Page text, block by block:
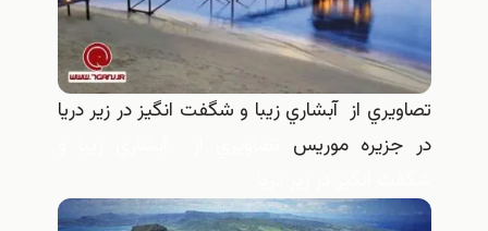
تصاويري از آبشاري زيبا و شگفت انگيز در زير دريا
در جزيره موريس